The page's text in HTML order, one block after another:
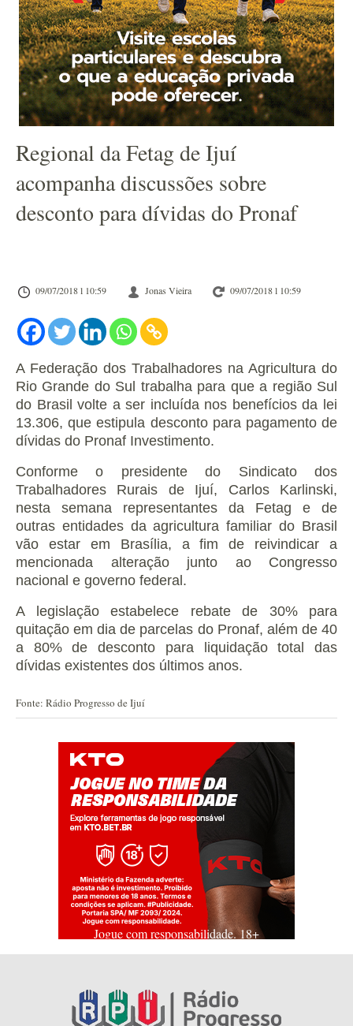
Regional da Fetag de Ijuí
acompanha discussões sobre
desconto para dívidas do Pronaf
09/07/2018 l 10:59 Jonas Vieira 09/07/2018 l 10:59
A Federação dos Trabalhadores na Agricultura do
Rio Grande do Sul trabalha para que a região Sul
do Brasil volte a ser incluída nos benefícios da lei
13.306, que estipula desconto para pagamento de
dívidas do Pronaf Investimento.
Conforme o presidente do Sindicato dos
Trabalhadores Rurais de Ijuí, Carlos Karlinski,
nesta semana representantes da Fetag e de
outras entidades da agricultura familiar do Brasil
vão estar em Brasília, a fim de reivindicar a
mencionada alteração junto ao Congresso
nacional e governo federal.
A legislação estabelece rebate de 30% para
quitação em dia de parcelas do Pronaf, além de 40
a 80% de desconto para liquidação total das
dívidas existentes dos últimos anos.
Fonte: Rádio Progresso de Ijuí
Jogue com responsabilidade. 18+